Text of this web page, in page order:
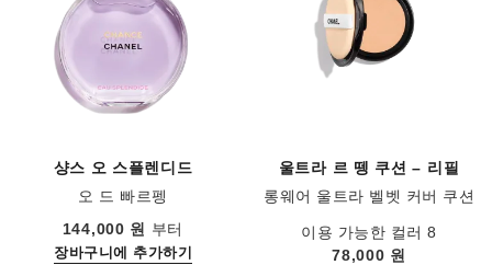
샹스 오 스플렌디드
오 드 빠르펭
레퍼런스 136220
144,000 원 부터
장바구니에 추가하기
울트라 르 뗑 쿠션 – 리필
롱웨어 울트라 벨벳 커버 쿠션
레퍼런스 132762
이용 가능한 컬러 8
78,000 원